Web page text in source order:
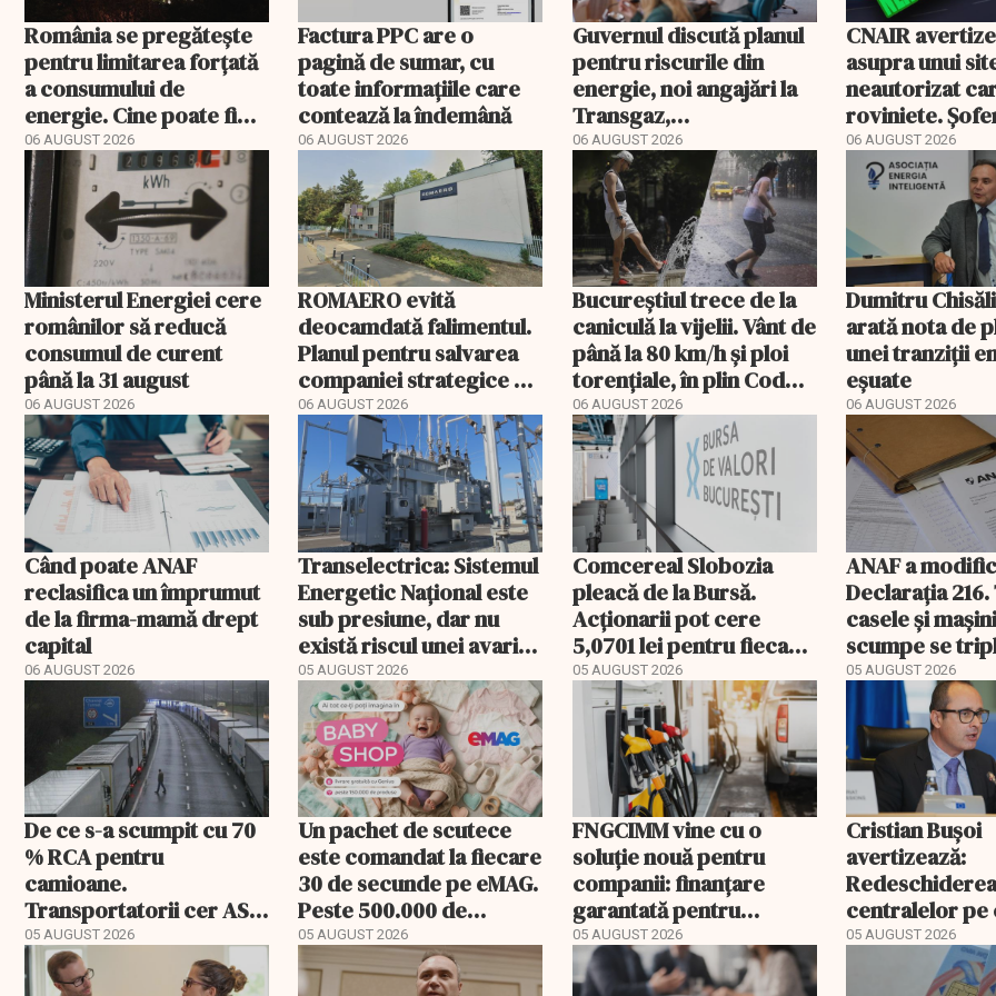
România se pregătește
pentru limitarea forțată
a consumului de
energie. Cine poate fi
deconectat
06 AUGUST 2026
Factura PPC are o
pagină de sumar, cu
toate informațiile care
contează la îndemână
06 AUGUST 2026
Guvernul discută planul
pentru riscurile din
energie, noi angajări la
Transgaz,
Transelectrica și
Hidroelectrica și
programul pentru di
06 AUGUST 2026
CNAIR
asupra unui
neautorizat
roviniete.
plăti și cu
06 AUGUST 2026
Ministerul Energiei cere
românilor să reducă
consumul de curent
până la 31 august
06 AUGUST 2026
ROMAERO evită
deocamdată falimentul.
Planul pentru salvarea
companiei strategice a
fost confirmat
06 AUGUST 2026
Bucureștiul trece de la
caniculă la vijelii. Vânt de
până la 80 km/h și ploi
torențiale, în plin Cod
portocaliu
06 AUGUST 2026
Dumitru
arată nota de
unei tranziții
eșuate
06 AUGUST 2026
Când poate ANAF
reclasifica un împrumut
de la firma-mamă drept
capital
06 AUGUST 2026
Transelectrica: Sistemul
Energetic Național este
sub presiune, dar nu
există riscul unei avarii
majore
05 AUGUST 2026
Comcereal Slobozia
pleacă de la Bursă.
Acționarii pot cere
5,0701 lei pentru fiecare
acțiune
05 AUGUST 2026
ANAF a
Declarația
casele și
scumpe se
2026
05 AUGUST 2026
De ce s-a scumpit cu 70
% RCA pentru
camioane.
Transportatorii cer ASF
să publice tarifele
05 AUGUST 2026
Un pachet de scutece
este comandat la fiecare
30 de secunde pe eMAG.
Peste 500.000 de
comenzi pentru
bebeluși au fost cu
05 AUGUST 2026
FNGCIMM vine cu o
soluție nouă pentru
companii: finanțare
garantată pentru
carburant și transport
05 AUGUST 2026
Cristian Bușoi
avertizează:
centralelor pe
poate costa
peste un
05 AUGUST 2026
EXCLUSIV